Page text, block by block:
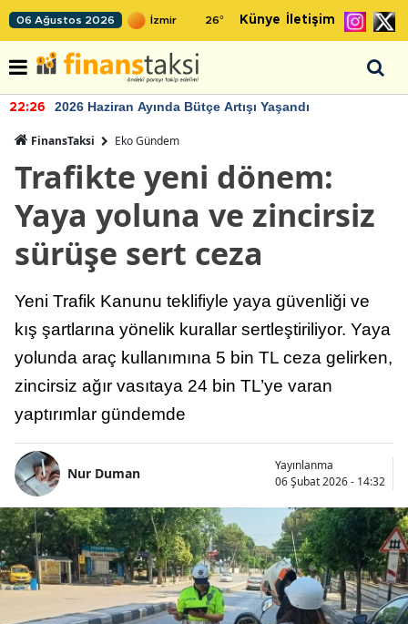
06 Ağustos 2026 26° Künye İletişim
22:26 2026 Haziran Ayında Bütçe Artışı Yaşandı
FinansTaksi Eko Gündem
Trafikte yeni dönem:
Yaya yoluna ve zincirsiz
sürüşe sert ceza
Yeni Trafik Kanunu teklifiyle yaya güvenliği ve
kış şartlarına yönelik kurallar sertleştiriliyor. Yaya
yolunda araç kullanımına 5 bin TL ceza gelirken,
zincirsiz ağır vasıtaya 24 bin TL’ye varan
yaptırımlar gündemde
Nur Duman
Yayınlanma
06 Şubat 2026 - 14:32